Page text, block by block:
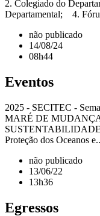
2. Colegiado do
Departamental; 4.
não publicado
14/08/24
08h44
Eventos
2025 - SECITEC -
MARÉ DE
SUSTENTABILIDADE
Proteção dos Oceanos
não publicado
13/06/22
13h36
Egressos